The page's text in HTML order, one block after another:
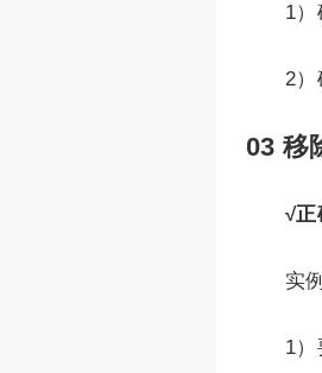
1
2
03 移
√正
实
1